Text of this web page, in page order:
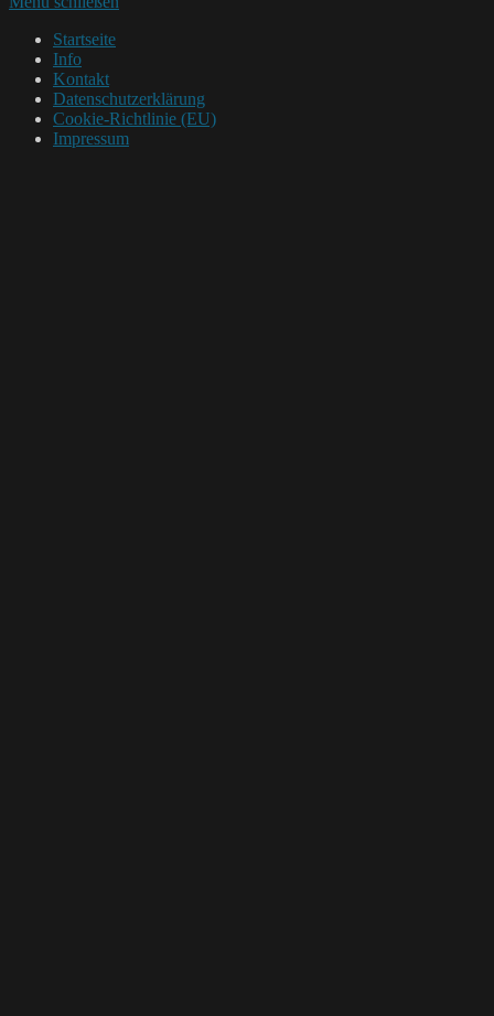
Startseite
Info
Kontakt
Datenschutzerklärung
Cookie-Richtlinie (EU)
Impressum